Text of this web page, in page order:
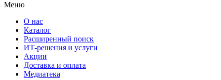
Меню
О нас
Каталог
Расширенный поиск
ИТ-решения и услуги
Акции
Доставка и оплата
Медиатека